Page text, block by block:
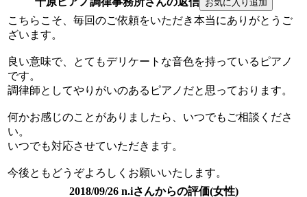
こちらこそ、毎回のご依頼をいただき本当にありがとうご
ざいます。
良い意味で、とてもデリケートな音色を持っているピアノ
です。
調律師としてやりがいのあるピアノだと思っております。
何かお感じのことがありましたら、いつでもご相談くださ
い。
いつでも対応させていただきます。
今後ともどうぞよろしくお願いいたします。
2018/09/26 n.iさんからの評価(女性)